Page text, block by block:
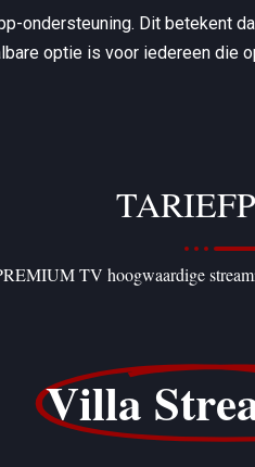
ondersteuning. Dit betekent
optie is voor iedereen
TV hoogwaardige
Villa